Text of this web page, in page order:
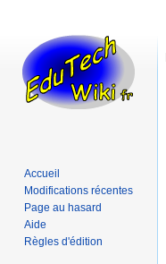
Accueil
Modifications récentes
Page au hasard
Aide
Règles d'édition